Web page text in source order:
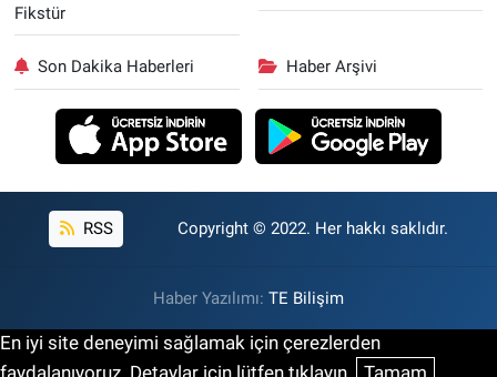
Fikstür
Son Dakika Haberleri Haber Arşivi
RSS Copyright © 2022. Her hakkı saklıdır.
Haber Yazılımı: TE Bilişim
En iyi site deneyimi sağlamak için çerezlerden
faydalanıyoruz. Detaylar için lütfen tıklayın.
Tamam